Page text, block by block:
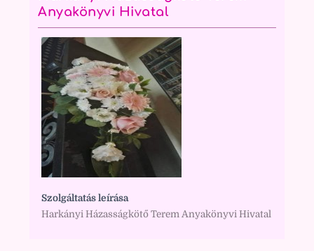
Anyakönyvi Hivatal
Szolgáltatás leírása
Harkányi Házasságkötő Terem Anyakönyvi Hivatal